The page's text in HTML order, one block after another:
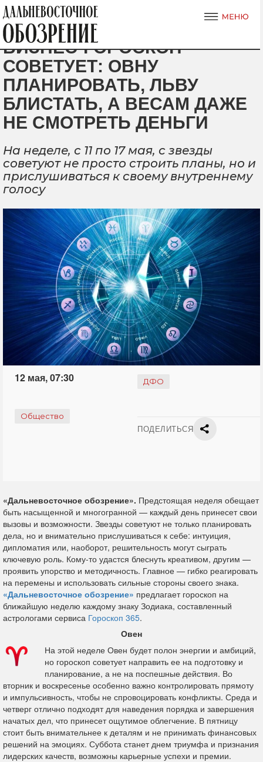
БИЗНЕС-ГОРОСКОП
СОВЕТУЕТ: ОВНУ
ПЛАНИРОВАТЬ, ЛЬВУ
БЛИСТАТЬ, А ВЕСАМ ДАЖЕ
НЕ СМОТРЕТЬ ДЕНЬГИ
На неделе, с 11 по 17 мая, с звезды
советуют не просто строить планы, но и
прислушиваться к своему внутреннему
голосу
12 мая, 07:30 ДФО
Общество
ПОДЕЛИТЬСЯ
«Дальневосточное обозрение». Предстоящая неделя обещает
быть насыщенной и многогранной — каждый день принесет свои
вызовы и возможности. Звезды советуют не только планировать
дела, но и внимательно прислушиваться к себе: интуиция,
дипломатия или, наоборот, решительность могут сыграть
ключевую роль. Кому-то удастся блеснуть креативом, другим —
проявить упорство и методичность. Главное — гибко реагировать
на перемены и использовать сильные стороны своего знака.
«Дальневосточное обозрение» предлагает гороскоп на
ближайшую неделю каждому знаку Зодиака, составленный
астрологами сервиса Гороскоп 365.
Овен
На этой неделе Овен будет полон энергии и амбиций,
но гороскоп советует направить ее на подготовку и
планирование, а не на поспешные действия. Во
вторник и воскресенье особенно важно контролировать прямоту
и импульсивность, чтобы не спровоцировать конфликты. Среда и
четверг отлично подходят для наведения порядка и завершения
начатых дел, что принесет ощутимое облегчение. В пятницу
стоит быть внимательнее к деталям и не принимать финансовых
решений на эмоциях. Суббота станет днем триумфа и признания
лидерских качеств, возможны карьерные успехи и премии.